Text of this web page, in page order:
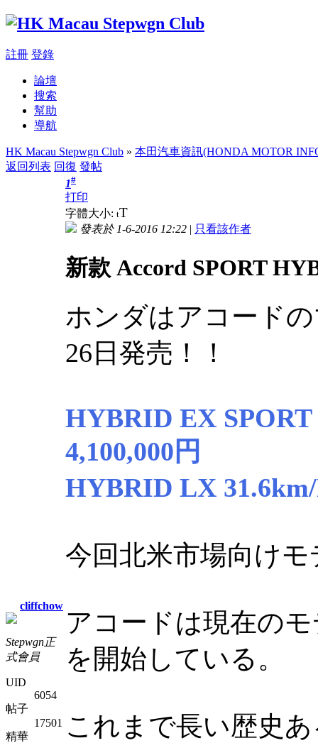
註冊 登錄
論壇
搜索
幫助
導航
HK Macau Stepwgn Club » 本田汽車資訊(HONDA MOTOR
返回列表 回復 發帖
cliffchow
Stepwgn正
式會員
UID
6054
帖子
17501
精華
1#
打印
字體大小: tT
發表於 1-6-2016 12:22 | 只看該作者
新款 Accord SPORT
ホンダはアコード
26日発売！！
HYBRID EX
4,100,000円
HYBRID LX 31.6km/
今回北米市場向け
アコードは現在の
を開始している。
これまで長い歴史